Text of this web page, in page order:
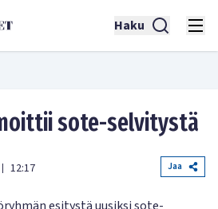
Haku
sote-selvitystä
| 12:17 Jaa